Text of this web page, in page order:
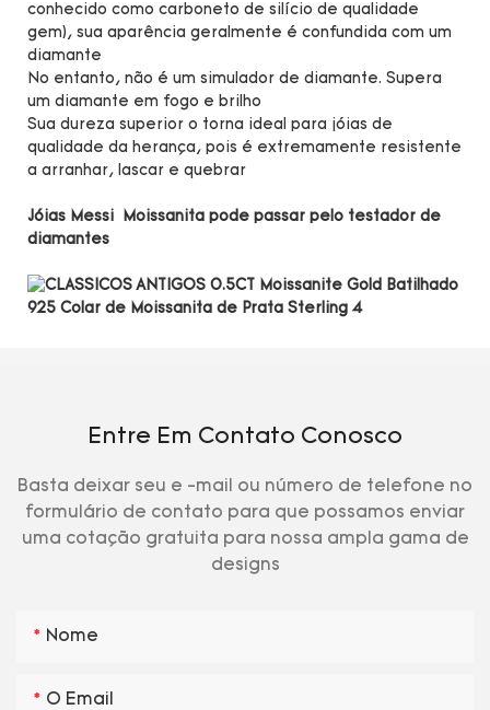
conhecido como carboneto de silício de qualidade
gem), sua aparência geralmente é confundida com um
diamante
No entanto, não é um simulador de diamante. Supera
um diamante em fogo e brilho
Sua dureza superior o torna ideal para jóias de
qualidade da herança, pois é extremamente resistente
a arranhar, lascar e quebrar
Jóias Messi Moissanita pode passar pelo testador de
diamantes
Entre Em Contato Conosco
Basta deixar seu e -mail ou número de telefone no
formulário de contato para que possamos enviar
uma cotação gratuita para nossa ampla gama de
designs
Nome
O Email